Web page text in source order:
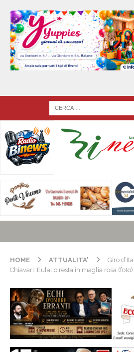
HOME ATTUALITA'
Giro
Chiavari: Eulalio resta in maglia rosa.(foto)